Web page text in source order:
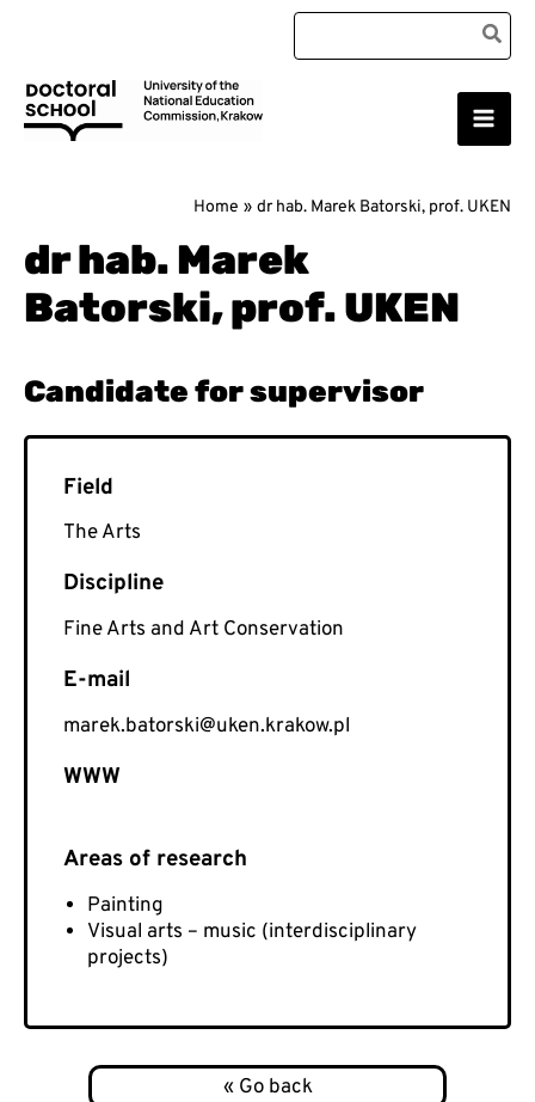
content
Search
for:
Main
Home dr hab. Marek Batorski, prof. UKEN
dr hab. Marek
Batorski, prof. UKEN
The Arts
Fine Arts and Art Conservation
E-mail
marek.batorski@uken.krakow.pl
WWW
Painting
Visual arts – music (interdisciplinary
projects)